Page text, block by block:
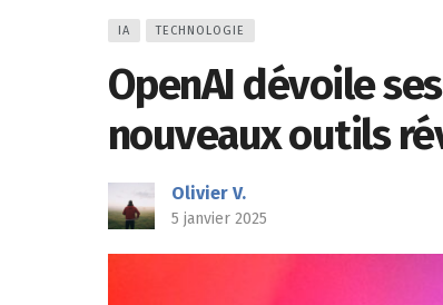
IA TECHNOLOGIE
OpenAI dévoile
nouveaux outils
Olivier V.
5 janvier 2025